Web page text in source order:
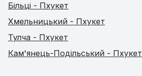
Більці - Пхукет
Хмельницький - Пхукет
Тулча - Пхукет
Кам'янець-Подільський - Пхукет